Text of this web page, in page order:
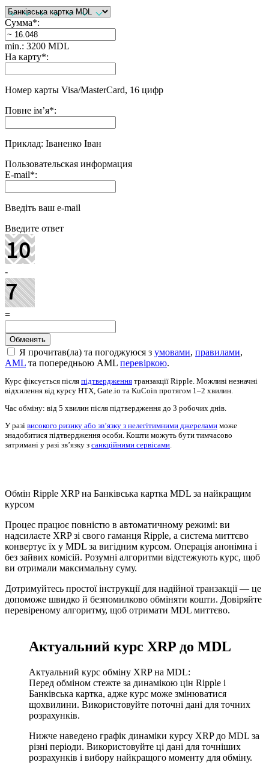
Сумма*:
min.: 3200 MDL
На карту*:
Номер карты Visa/MasterCard, 16 цифр
Повне ім’я*:
Приклад: Іваненко Іван
Пользовательская информация
E-mail*:
Введіть ваш e-mail
Введите ответ
-
=
Я прочитав(ла) та погоджуюся з умовами, правилами,
AML та попередньою AML перевіркою.
Курс фіксується після підтвердження транзакції Ripple. Можливі незначні
відхилення від курсу HTX, Gate.io та KuCoin протягом 1–2 хвилин.
Час обміну: від 5 хвилин після підтвердження до 3 робочих днів.
У разі високого ризику або зв’язку з нелегітимними джерелами може
знадобитися підтвердження особи. Кошти можуть бути тимчасово
затримані у разі зв’язку з санкційними сервісами.
Обмін Ripple XRP на Банківська картка MDL за найкращим
курсом
Процес працює повністю в автоматичному режимі: ви
надсилаєте XRP зі свого гаманця Ripple, а система миттєво
конвертує їх у MDL за вигідним курсом. Операція анонімна і
без зайвих комісій. Розумні алгоритми відстежують курс, щоб
ви отримали максимальну суму.
Дотримуйтесь простої інструкції для надійної транзакції — це
допоможе швидко й безпомилково обміняти кошти. Довіряйте
перевіреному алгоритму, щоб отримати MDL миттєво.
Актуальний курс XRP до MDL
Актуальний курс обміну XRP на MDL:
Перед обміном стежте за динамікою цін Ripple і
Банківська картка, адже курс може змінюватися
щохвилини. Використовуйте поточні дані для точних
розрахунків.
Нижче наведено графік динаміки курсу XRP до MDL за
різні періоди. Використовуйте ці дані для точніших
розрахунків і вибору найкращого моменту для обміну.